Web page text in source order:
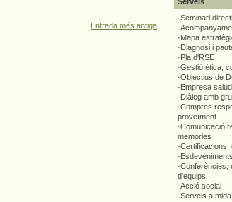
Entrada més antiga
·Seminari
·Mapa
·Diagnosi i
·Pla d'RSE
·Gestió ètica,
·Objectius de
·Empresa
·Diàleg amb
·Compres
proveïment
·Comunicació
memòries
·Certificacions,
·Conferències,
d'equips
·Acció social
·Serveis a mida